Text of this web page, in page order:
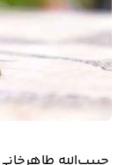
بازار
و
تجارت
کشاورزی
راه